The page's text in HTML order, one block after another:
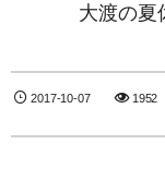
大渡の夏
2017-10-07 1952